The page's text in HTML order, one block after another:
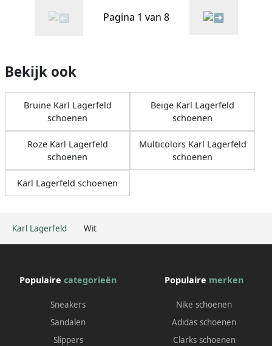
Karl Lagerfeld Wit
Pagina 1 van 8
Bekijk ook
Bruine Karl Lagerfeld
schoenen
Beige Karl Lagerfeld
schoenen
Roze Karl Lagerfeld
schoenen
Multicolors Karl Lagerfeld
schoenen
Karl Lagerfeld schoenen
Populaire categorieën
Sneakers
Sandalen
Slippers
Populaire merken
Nike schoenen
Adidas schoenen
Clarks schoenen